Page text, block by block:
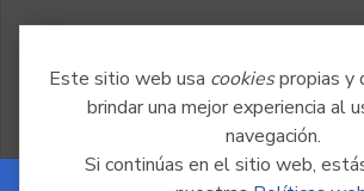
Este sitio web usa cookiespropias y
brindar una mejor experiencia al
navegación.
Si continúas en el sitio web,